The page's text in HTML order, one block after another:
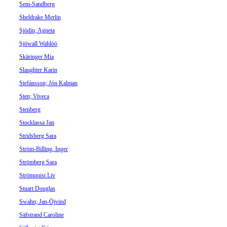
Sem-Sandberg
Sheldrake Merlin
Sjödin; Agneta
Sjöwall Wahlöö
Skäringer Mia
Slaughter Karin
Stefánsson; Jón Kalman
Sten; Viveca
Stenberg
Stocklassa Jan
Stridsberg Sara
Ström-Billing, Inger
Strömberg Sara
Strömquist Liv
Stuart Douglas
Swahn; Jan-Öjvind
Säfstrand Caroline